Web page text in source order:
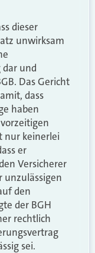
dieser
unwirksam
und
Das Gericht
dass
haben
nur keinerlei
er
Versicherer
unzulässigen
den
der BGH
rechtlich
sei.